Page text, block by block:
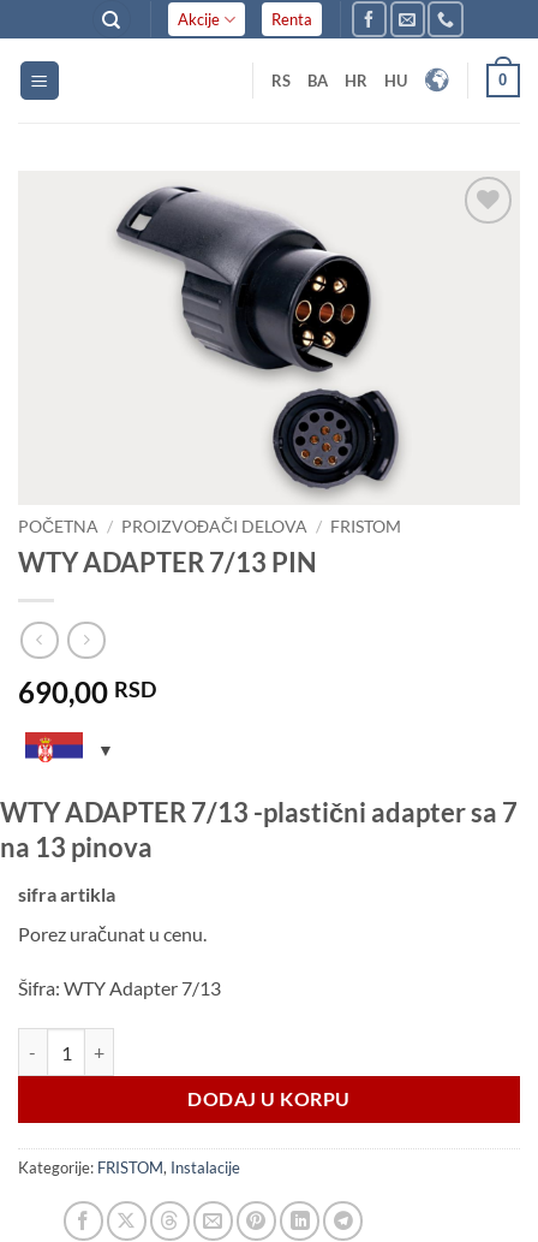
to
content
Akcije Renta
RS BA HR HU 0
POČETNA / PROIZVOĐAČI DELOVA / FRISTOM
WTY ADAPTER 7/13 PIN
690,00 RSD
WTY ADAPTER 7/13 -plastični adapter sa 7
na 13 pinova
sifra artikla
Porez uračunat u cenu.
Šifra: WTY Adapter 7/13
DODAJ U KORPU
Kategorije: FRISTOM, Instalacije